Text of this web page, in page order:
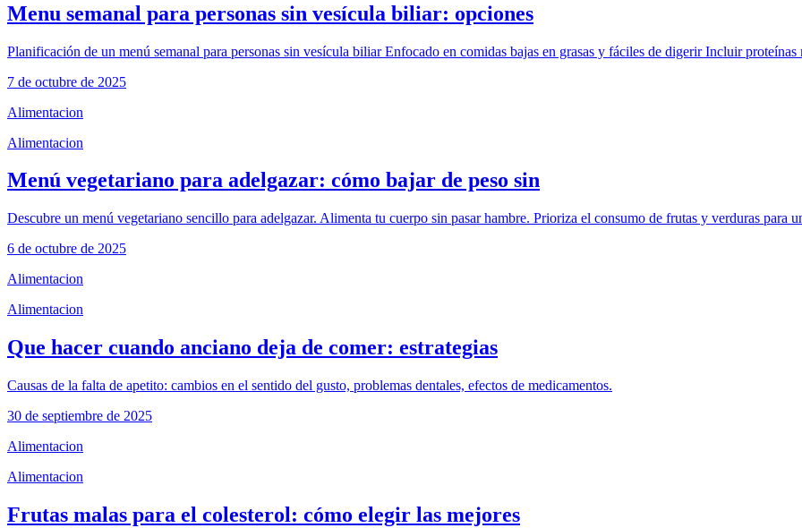
Menu semanal para personas sin vesícula biliar: opciones
Planificación de un menú semanal para personas sin vesícula biliar Enfocado en comidas bajas en grasas y fáciles de digerir Incluir proteínas
7 de octubre de 2025
Alimentacion
Alimentacion
Menú vegetariano para adelgazar: cómo bajar de peso sin
Descubre un menú vegetariano sencillo para adelgazar. Alimenta tu cuerpo sin pasar hambre. Prioriza el consumo de frutas y verduras para
6 de octubre de 2025
Alimentacion
Alimentacion
Que hacer cuando anciano deja de comer: estrategias
Causas de la falta de apetito: cambios en el sentido del gusto, problemas dentales, efectos de medicamentos.
30 de septiembre de 2025
Alimentacion
Alimentacion
Frutas malas para el colesterol: cómo elegir las mejores